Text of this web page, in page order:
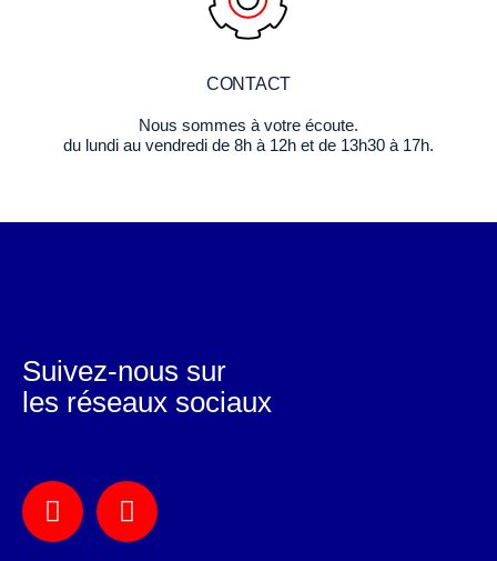
CONTACT
Nous sommes à votre écoute.
du lundi au vendredi de 8h à 12h et de 13h30 à 17h.
Suivez-nous sur
les réseaux sociaux